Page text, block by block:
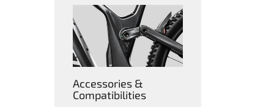
Accessories &
Compatibilities